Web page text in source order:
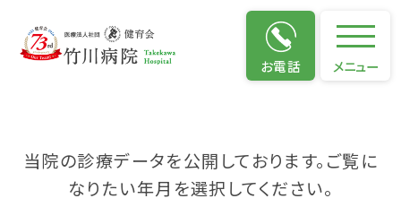
お電話 メニュー
クリニカルアウトカム
当院の診療データを公開しております。ご覧に
なりたい年月を選択してください。